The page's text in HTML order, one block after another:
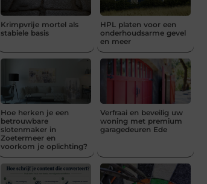
Krimpvrije mortel als
stabiele basis
HPL platen voor een
onderhoudsarme gevel
en meer
Hoe herken je een
betrouwbare
slotenmaker in
Zoetermeer en
voorkom je oplichting?
Verfraai en beveilig uw
woning met premium
garagedeuren Ede